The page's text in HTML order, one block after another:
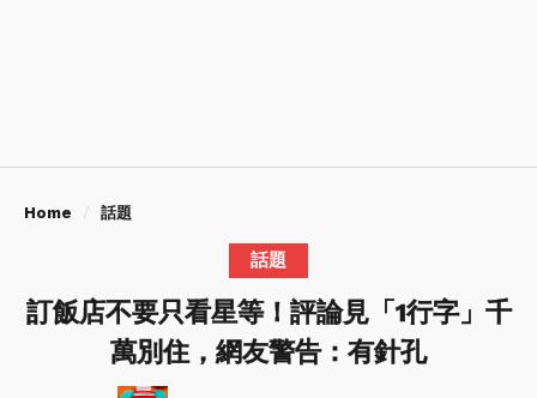
Home 話題
話題
訂飯店不要只看星等！評論見「1行字」千
萬別住，網友警告：有針孔